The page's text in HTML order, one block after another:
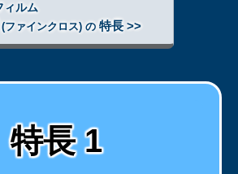
ィルム
(ファインクロス) の 特長 >>
特長 1